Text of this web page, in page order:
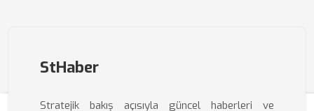
StHaber
Stratejik bakış açısıyla güncel haberleri ve